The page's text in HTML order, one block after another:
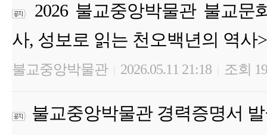
2026 불교중앙박물관 불교문
사, 성보로 읽는 천오백년의 역사
불교중앙박물관 2026.05.11 21:18 조회
불교중앙박물관 경력증명서